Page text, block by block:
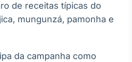
Wallboard
Conteúdos e
dados para
de receitas típicas do
mungunzá, pamonha e
da campanha como